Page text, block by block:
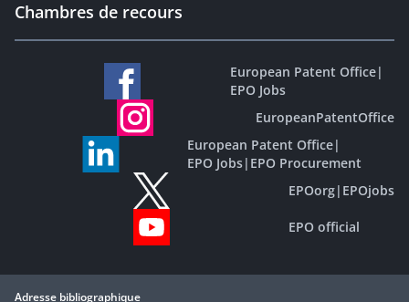
Chambres de recours
European Patent Office|
EPO Jobs
EuropeanPatentOffice
European Patent Office|
EPO Jobs| EPO Procurement
EPOorg| EPOjobs
EPO official
Adresse bibliographique